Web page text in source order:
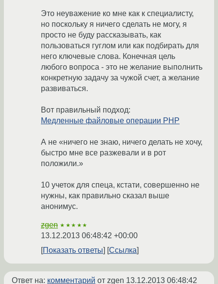
Это неуважение ко мне как к специалисту,
но поскольку я ничего сделать не могу, я
просто не буду рассказывать, как
пользоваться гуглом или как подбирать для
него ключевые слова. Конечная цель
любого вопроса - это не желание выполнить
конкретную задачу за чужой счет, а желание
развиваться.
Вот правильный подход:
Медленные файловые операции PHP
А не «ничего не знаю, ничего делать не хочу,
быстро мне все разжевали и в рот
положили.»
10 учеток для спеца, кстати, совершенно не
нужны, как правильно сказал выше
анонимус.
zgen ★★★★★
13.12.2013 06:48:42 +00:00
Показать ответы
Ссылка
Ответ на: комментарий от zgen 13.12.2013 06:48:42